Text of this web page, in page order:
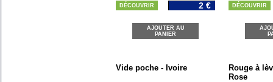
DÉCOUVRIR 2 €
AJOUTER AU
PANIER
DÉCOUVRIR
Vide poche - Ivoire
Rouge à
Rose